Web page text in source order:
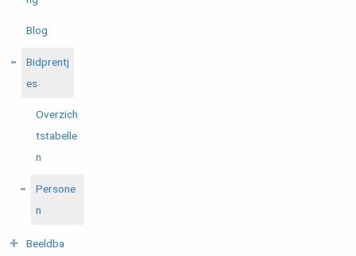
Blog
Bidprentj
es
Overzich
tstabelle
n
Persone
n
Beeldba